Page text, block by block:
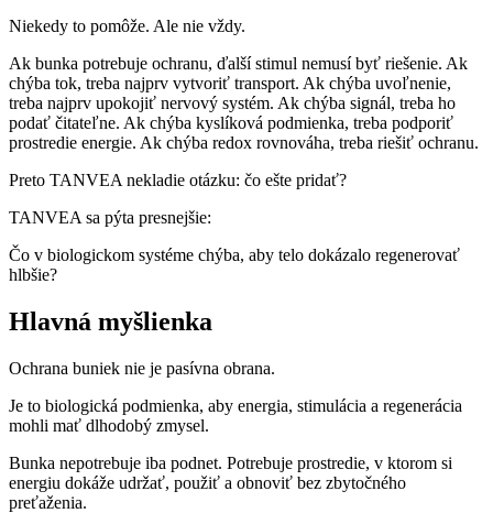
Niekedy to pomôže. Ale nie vždy.
Ak bunka potrebuje ochranu, ďalší stimul nemusí byť riešenie. Ak
chýba tok, treba najprv vytvoriť transport. Ak chýba uvoľnenie,
treba najprv upokojiť nervový systém. Ak chýba signál, treba ho
podať čitateľne. Ak chýba kyslíková podmienka, treba podporiť
prostredie energie. Ak chýba redox rovnováha, treba riešiť ochranu.
Preto TANVEA nekladie otázku: čo ešte pridať?
TANVEA sa pýta presnejšie:
Čo v biologickom systéme chýba, aby telo dokázalo regenerovať
hlbšie?
Hlavná myšlienka
Ochrana buniek nie je pasívna obrana.
Je to biologická podmienka, aby energia, stimulácia a regenerácia
mohli mať dlhodobý zmysel.
Bunka nepotrebuje iba podnet. Potrebuje prostredie, v ktorom si
energiu dokáže udržať, použiť a obnoviť bez zbytočného
preťaženia.